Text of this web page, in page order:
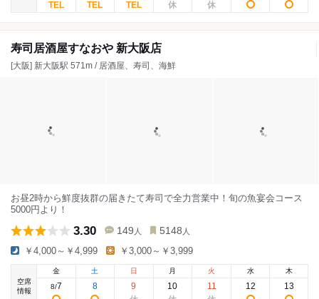
寿司居酒屋すなおや 新大阪店
[大阪] 新大阪駅 571m / 居酒屋、寿司、海鮮
お昼2時から鮮度抜群の届きたて寿司で全力営業中！旬の魚宴会コース
5000円より！
3.30 149 人 5148 人
￥4,000～￥4,999 ￥3,000～￥3,999
空席
情報
金
8/7
土
8
日
9
月
10
火
11
水
12
木
13